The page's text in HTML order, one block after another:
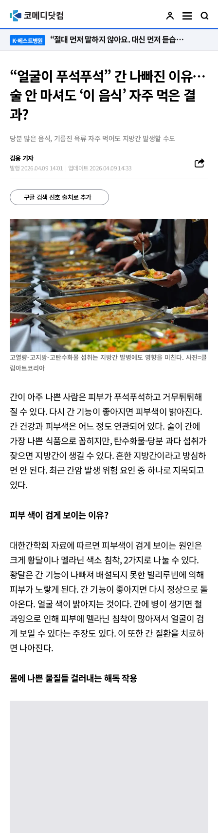
K-베스트병원 “절대 먼저 말하지 않아요. 대신 먼저 듣습니다”
“얼굴이 푸석푸석” 간 나빠진 이유…
술 안 마셔도 ‘이 음식’ 자주 먹은 결
과?
당분 많은 음식, 기름진 육류 자주 먹어도 지방간 발생할 수도
김용 기자
발행 2026.04.09 14:01 업데이트 2026.04.09 14:33
구글 검색 선호 출처로 추가
고열량-고지방-고탄수화물 섭취는 지방간 발병에도 영향을 미친다. 사진=클
립아트코리아
간이 아주 나쁜 사람은 피부가 푸석푸석하고 거무튀튀해
질 수 있다. 다시 간 기능이 좋아지면 피부색이 밝아진다.
간 건강과 피부색은 어느 정도 연관되어 있다. 술이 간에
가장 나쁜 식품으로 꼽히지만, 탄수화물-당분 과다 섭취가
잦으면 지방간이 생길 수 있다. 흔한 지방간이라고 방심하
면 안 된다. 최근 간암 발생 위험 요인 중 하나로 지목되고
있다.
피부 색이 검게 보이는 이유?
대한간학회 자료에 따르면 피부색이 검게 보이는 원인은
크게 황달이나 멜라닌 색소 침착, 2가지로 나눌 수 있다.
황달은 간 기능이 나빠져 배설되지 못한 빌리루빈에 의해
피부가 노랗게 된다. 간 기능이 좋아지면 다시 정상으로 돌
아온다. 얼굴 색이 밝아지는 것이다. 간에 병이 생기면 철
과잉으로 인해 피부에 멜라닌 침착이 많아져서 얼굴이 검
게 보일 수 있다는 주장도 있다. 이 또한 간 질환을 치료하
면 나아진다.
몸에 나쁜 물질들 걸러내는 해독 작용